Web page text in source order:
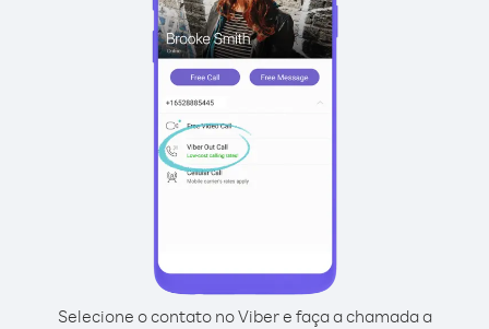
Selecione o contato no Viber e faça a chamada a